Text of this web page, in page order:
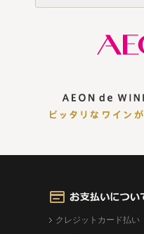
クレジットカード払い